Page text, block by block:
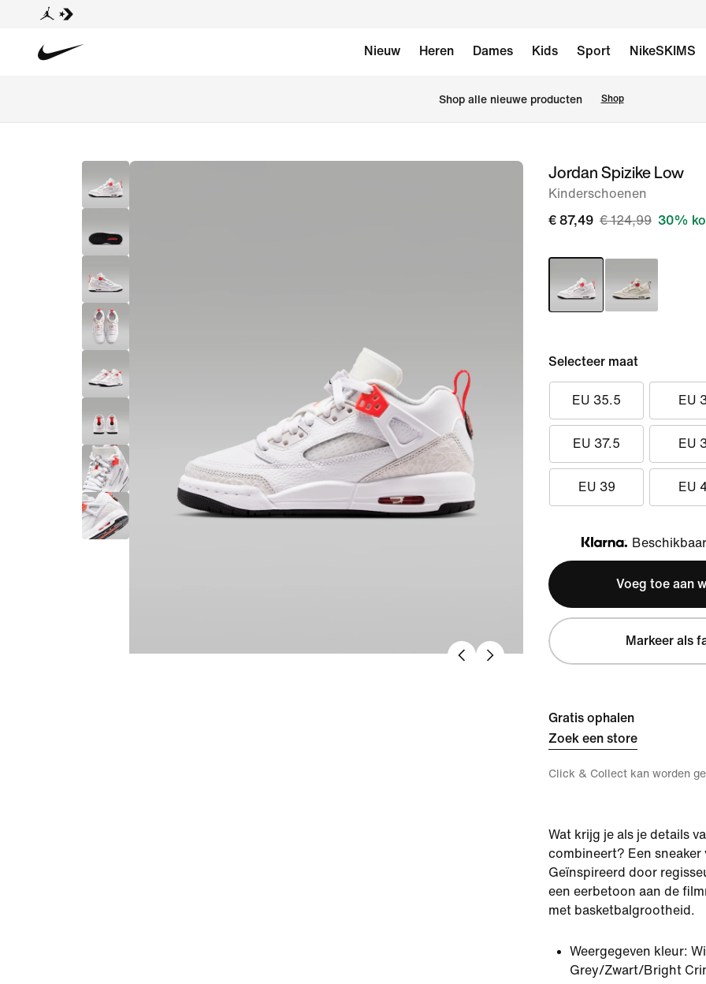
Nieuw Heren Dames Kids Sport NikeSKIMS
Shop alle nieuwe producten Shop
afbeelding
Jordan Spizike Low
Kinderschoenen
€ 87,49 € 124,99 30%
Selecteer maat
EU 35.5 EU
EU 37.5 EU
EU 39 EU
Klarna
Voeg toe aan
Markeer als
Gratis ophalen
Zoek een store
Click & Collect kan worden
Wat krijg je als je details
combineert? Een
Geïnspireerd door
een eerbetoon aan de
met basketbalgrootheid.
Weergegeven kleur:
Grey/Zwart/Bright